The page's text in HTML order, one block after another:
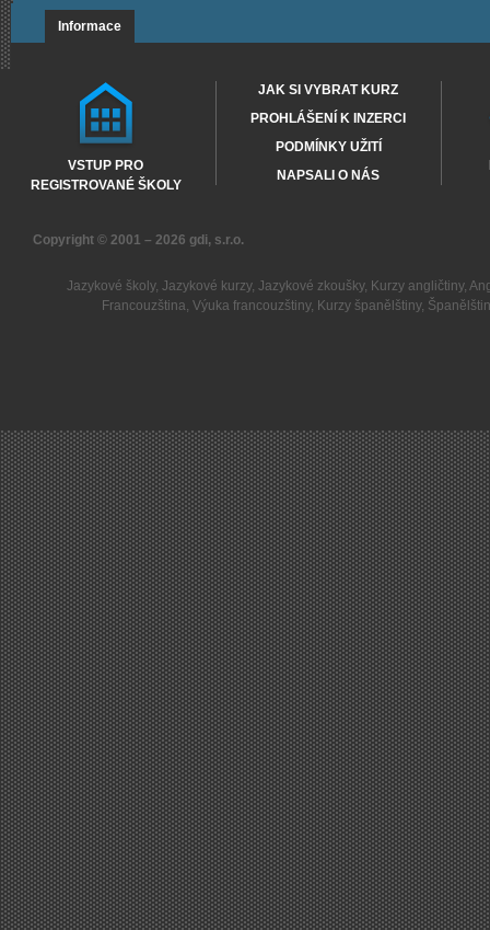
Informace
VSTUP PRO
REGISTROVANÉ ŠKOLY
JAK SI VYBRAT KURZ
PROHLÁŠENÍ K INZERCI
PODMÍNKY UŽITÍ
NAPSALI O NÁS
Copyright © 2001 – 2026 gdi, s.r.o.
Jazykové školy, Jazykové kurzy, Jazykové zkoušky, Kurzy angličtiny,
Francouzština,Výuka francouzštiny, Kurzy španělštiny,